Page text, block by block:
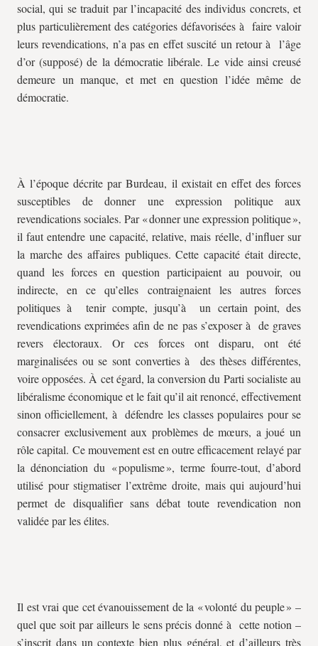
social, qui se traduit par l’incapacité des individus concrets, et
plus particulièrement des catégories défavorisées à faire valoir
leurs revendications, n’a pas en effet suscité un retour à l’âge
d’or (supposé) de la démocratie libérale. Le vide ainsi creusé
demeure un manque, et met en question l’idée même de
démocratie.
À l’époque décrite par Burdeau, il existait en effet des forces
susceptibles de donner une expression politique aux
revendications sociales. Par « donner une expression politique »,
il faut entendre une capacité, relative, mais réelle, d’influer sur
la marche des affaires publiques. Cette capacité était directe,
quand les forces en question participaient au pouvoir, ou
indirecte, en ce qu’elles contraignaient les autres forces
politiques à tenir compte, jusqu’à un certain point, des
revendications exprimées afin de ne pas s’exposer à de graves
revers électoraux. Or ces forces ont disparu, ont été
marginalisées ou se sont converties à des thèses différentes,
voire opposées. À cet égard, la conversion du Parti socialiste au
libéralisme économique et le fait qu’il ait renoncé, effectivement
sinon officiellement, à défendre les classes populaires pour se
consacrer exclusivement aux problèmes de mœurs, a joué un
rôle capital. Ce mouvement est en outre efficacement relayé par
la dénonciation du « populisme », terme fourre-tout, d’abord
utilisé pour stigmatiser l’extrême droite, mais qui aujourd’hui
permet de disqualifier sans débat toute revendication non
validée par les élites.
Il est vrai que cet évanouissement de la « volonté du peuple » –
quel que soit par ailleurs le sens précis donné à cette notion –
s’inscrit dans un contexte bien plus général, et d’ailleurs très